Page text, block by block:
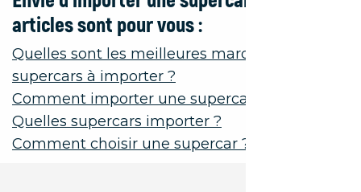
articles sont pour vous :
Quelles sont les meilleures marques de
supercars à importer ?
Comment importer une supercar ?
Quelles supercars importer ?
Comment choisir une supercar ?